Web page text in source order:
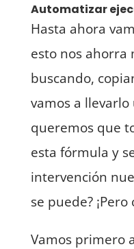
Automatizar
Hasta ahora
esto nos ahorra
buscando,
vamos a
queremos que
esta fórmula y
intervención
se puede?
Vamos primero